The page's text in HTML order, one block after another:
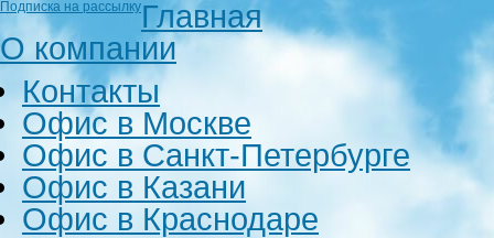
Подписка на рассылкуГлавная
О компании
Контакты
Офис в Москве
Офис в Санкт-Петербурге
Офис в Казани
Офис в Краснодаре